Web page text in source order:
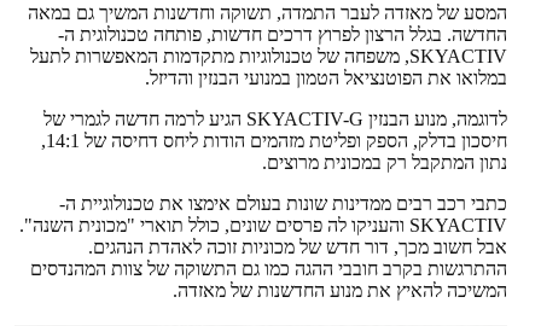
המסע של מאזדה לעבר התמדה, תשוקה וחדשנות המשיך גם במאה
החדשה. בגלל הרצון לפרוץ דרכים חדשות, פותחה טכנולוגית ה-
SKYACTIV, משפחה של טכנולוגיות מתקדמות המאפשרות לתעל
במלואו את הפוטנציאל הטמון במנועי הבנזין והדיזל.
לדוגמה, מנוע הבנזין SKYACTIV-G הגיע לרמה חדשה לגמרי של
חיסכון בדלק, הספק ופליטת מזהמים הודות ליחס דחיסה של 14:1,
נתון המתקבל רק במכונית מרוצים.
כתבי רכב רבים ממדינות שונות בעולם אימצו את טכנולוגיית ה-
SKYACTIV והעניקו לה פרסים שונים, כולל תוארי "מכונית השנה".
אבל חשוב מכך, דור חדש של מכוניות זוכה לאהדת הנהגים.
ההתרגשות בקרב חובבי ההגה כמו גם התשוקה של צוות המהנדסים
המשיכה להאיץ את מנוע החדשנות של מאזדה.